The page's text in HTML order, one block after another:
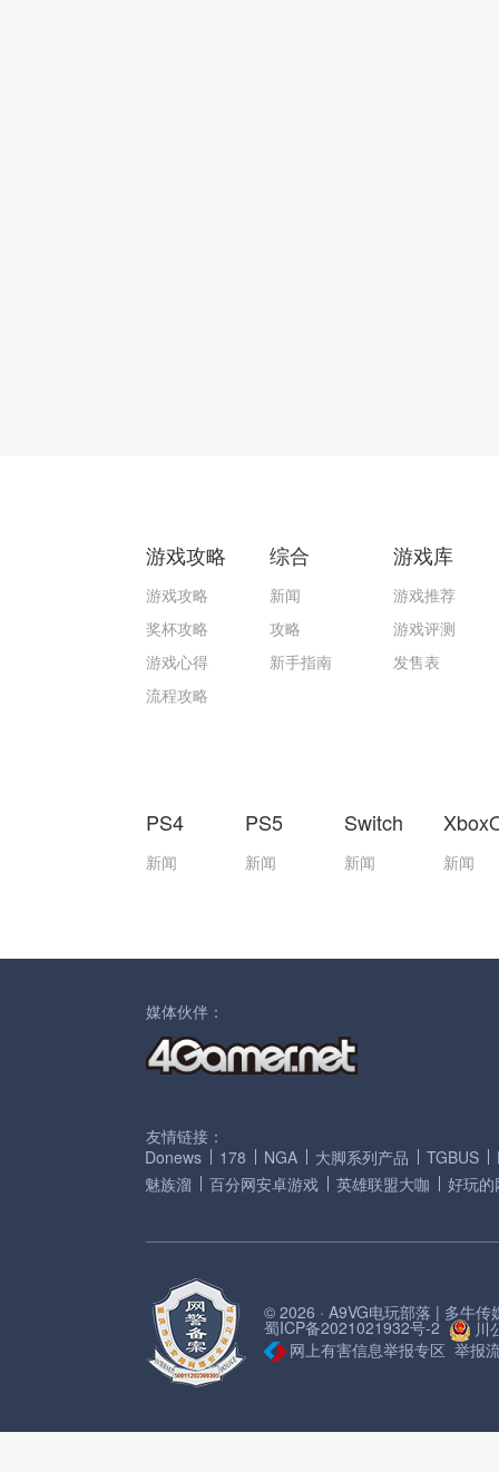
游戏攻略
游戏攻略
奖杯攻略
游戏心得
流程攻略
综合
新闻
攻略
新手指南
游戏库
游戏推荐
游戏评测
发售表
PS4
新闻
PS5
新闻
Switch
新闻 新闻
媒体伙伴：
友情链接：
Donews
178 NGA 大脚系列产品 TGBUS
魅族溜
百分网安卓游戏 英雄联盟大咖 好玩的
© 2026 · A9VG电玩部落 | 多牛传
蜀ICP备2021021932号-2
川
网上有害信息举报专区 举报